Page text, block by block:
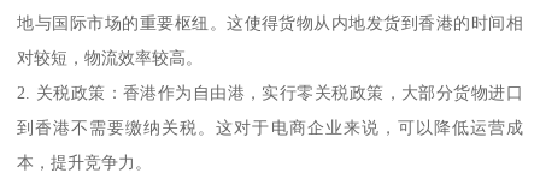
地与国际市场的重要枢纽。这使得货物从内地发货到香港的时间相
对较短，物流效率较高。
2. 关税政策：香港作为自由港，实行零关税政策，大部分货物进口
到香港不需要缴纳关税。这对于电商企业来说，可以降低运营成
本，提升竞争力。